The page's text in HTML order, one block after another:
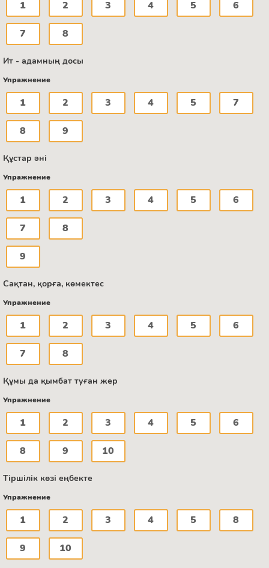
1 2 3 4 5 6
7 8
Ит - адамның досы
Упражнение
1 2 3 4 5 7
8 9
Құстар әні
Упражнение
1 2 3 4 5 6
7 8
9
Сақтан, қорға, көмектес
Упражнение
1 2 3 4 5 6
7 8
Құмы да қымбат туған жер
Упражнение
1 2 3 4 5 6
8 9 10
Тіршілік көзі еңбекте
Упражнение
1 2 3 4 5 8
9 10